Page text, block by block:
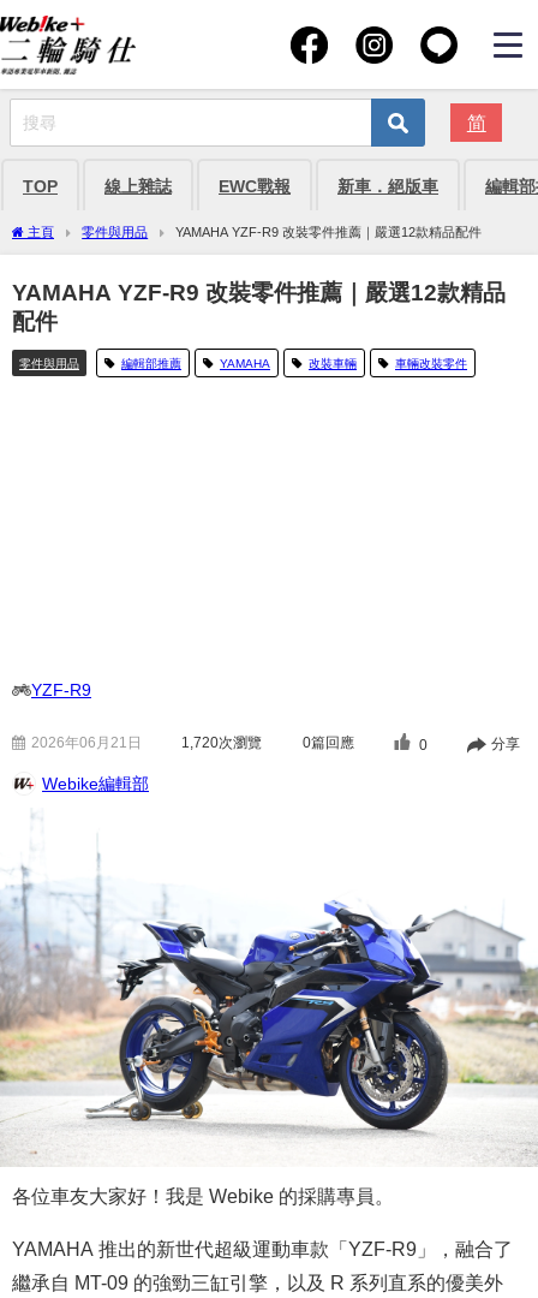
简
TOP 線上雜誌 EWC戰報 新車．絕版車 編輯
主頁 零件與用品 YAMAHA YZF-R9 改裝零件推薦｜嚴選12款精品配件
YAMAHA YZF-R9 改裝零件推薦｜嚴選12款精品
配件
零件與用品 編輯部推薦 YAMAHA 改裝車輛 車輛改裝零件
YZF-R9
2026年06月21日 1,720次瀏覽 0篇回應 0 分享
Webike編輯部
各位車友大家好！我是 Webike 的採購專員。
YAMAHA 推出的新世代超級運動車款「YZF-R9」，融合了
繼承自 MT-09 的強勁三缸引擎，以及 R 系列直系的優美外